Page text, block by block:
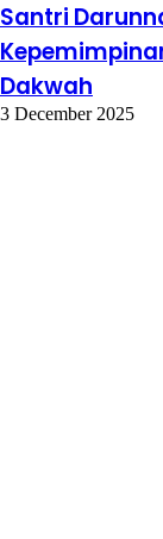
Santri
Dakwah
3 December 2025